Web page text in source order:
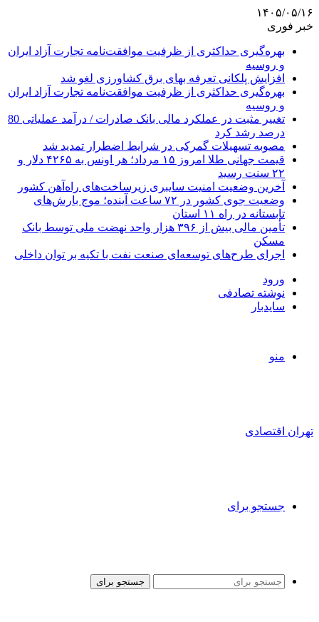
۱۴۰۵/۰۵/۱۶
خبر فوری
بهره‌گیری حداکثری از ظرفیت موافقت‌نامه تجارت آزاد ایران
و روسیه
افزایش پلکانی تعرفه بهای برق کشاورزی لغو شد
بهره‌گیری حداکثری از ظرفیت موافقت‌نامه تجارت آزاد ایران
و روسیه
تغییر مثبت در عملکرد مالی بانک صادرات / درآمد عملیاتی 80
درصد رشد کرد
مصوبه تسهیلات گمرکی در شرایط اضطرار تمدید شد
قیمت جهانی طلا امروز ۱۵ مرداد؛ هر اونس به ۴۲۶۵ دلار و
۲۲ سنت رسید
آخرین وضعیت امنیت سایبری زیرساخت‌های راه‌آهن کشور
وضعیت جوی کشور در ۷۲ ساعت آینده؛ موج بارش‌های
تابستانه در راه ۱۱ استان
تأمین مالی بیش از ۳۹۶ هزار واحد نهضت ملی توسط بانک
مسکن
اجرای طرح‌های توسعه‌ای صنعت نفت با تکیه بر توان داخلی
ورود
نوشته تصادفی
سایدبار
منو
تهران اقتصادی
جستجو برای
جستجو برای